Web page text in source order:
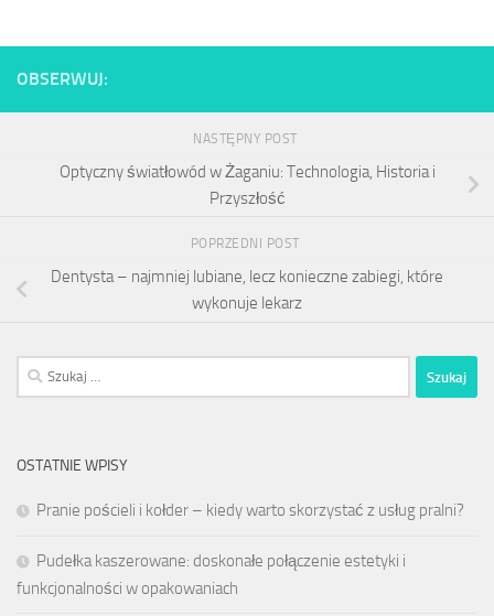
OBSERWUJ:
NASTĘPNY POST
Optyczny światłowód w Żaganiu: Technologia, Historia i
Przyszłość
POPRZEDNI POST
Dentysta – najmniej lubiane, lecz konieczne zabiegi, które
wykonuje lekarz
Szukaj:
OSTATNIE WPISY
Pranie pościeli i kołder – kiedy warto skorzystać z usług pralni?
Pudełka kaszerowane: doskonałe połączenie estetyki i
funkcjonalności w opakowaniach